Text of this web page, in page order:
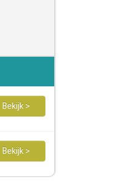
Bekijk >
Bekijk >